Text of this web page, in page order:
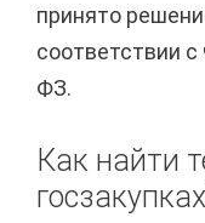
принято
соответствии
ФЗ.
Как найти